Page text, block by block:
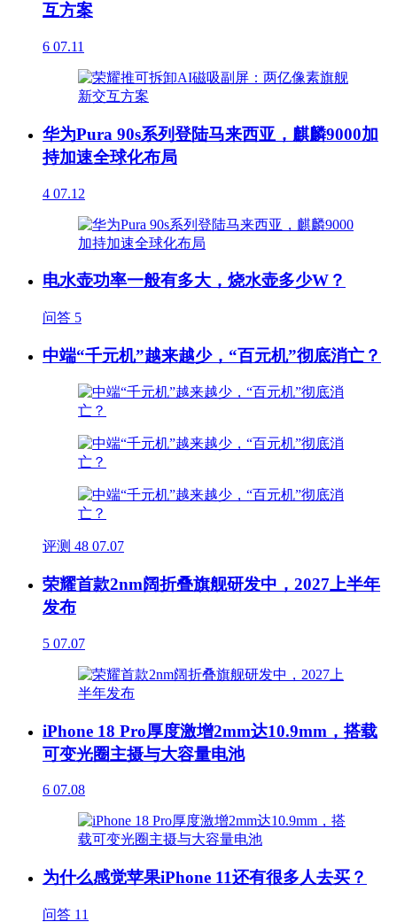
互方案
6 07.11
华为Pura 90s系列登陆马来西亚，麒麟9000加
持加速全球化布局
4 07.12
电水壶功率一般有多大，烧水壶多少W？
问答 5
中端“千元机”越来越少，“百元机”彻底消亡？
评测 48 07.07
荣耀首款2nm阔折叠旗舰研发中，2027上半年
发布
5 07.07
iPhone 18 Pro厚度激增2mm达10.9mm，搭载
可变光圈主摄与大容量电池
6 07.08
为什么感觉苹果iPhone 11还有很多人去买？
问答 11